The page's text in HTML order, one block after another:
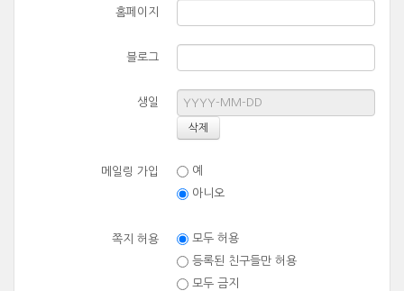
홈페이지
블로그
생일
메일링 가입
예
아니오
쪽지 허용
모두 허용
등록된 친구들만 허용
모두 금지